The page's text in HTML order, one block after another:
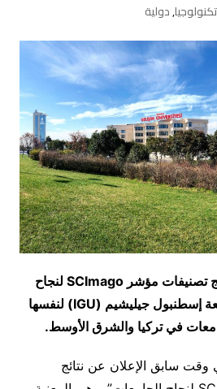
تكنولوجيا,دولية
لقد تم الإعلان عن نتائج تصنيفات مؤشر SCImago لنجاح
الجامعات. وخلقت جامعة إسطنبول جيليشيم (IGU) لنفسها
في تركيا والشرق الأوسط.
سابق الإعلان عن نتائج